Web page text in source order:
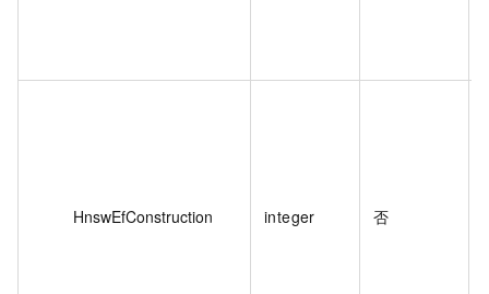
HnswEfConstruction integer 否